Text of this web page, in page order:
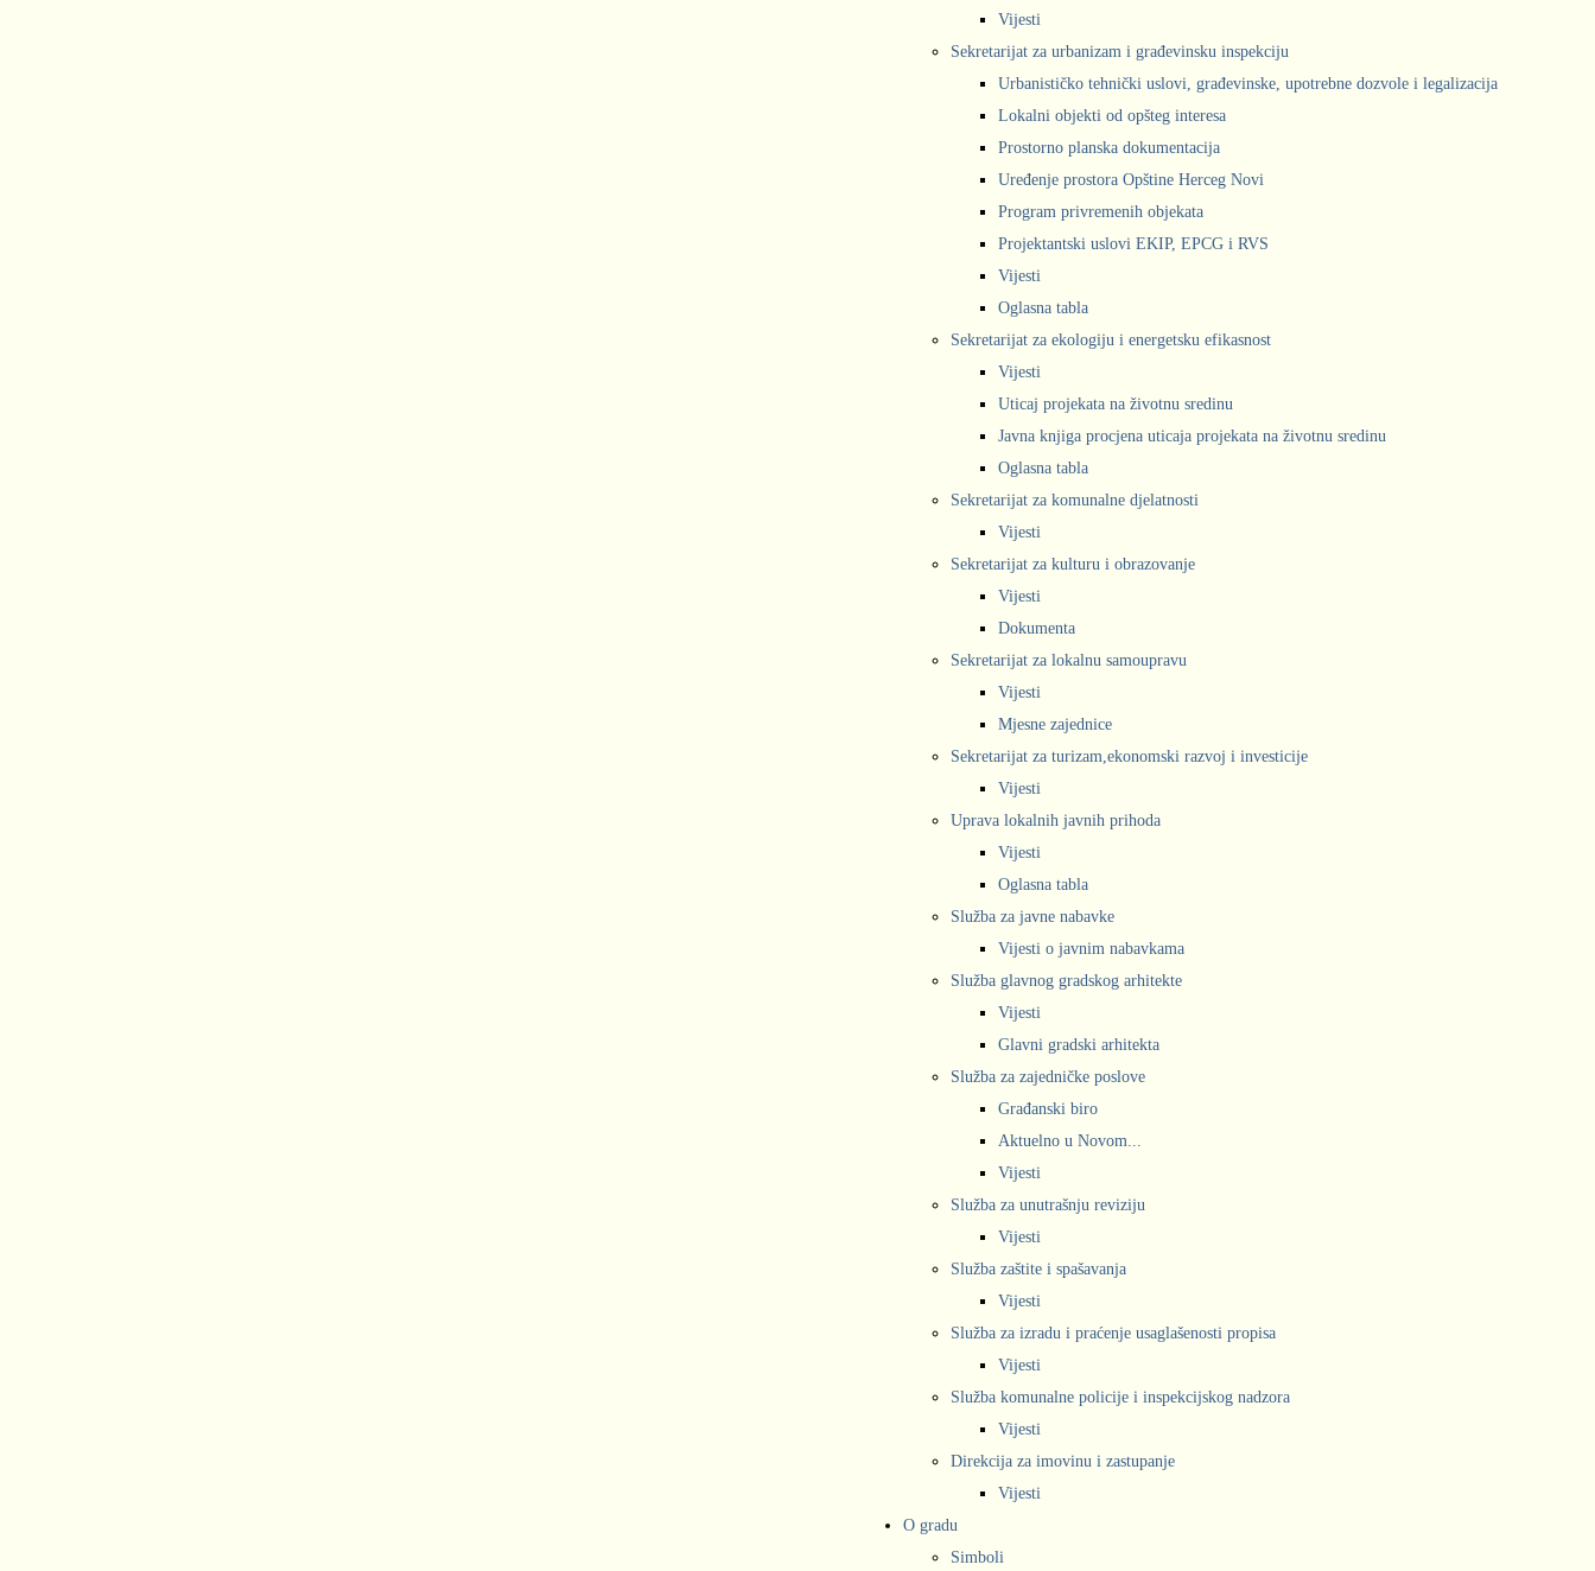
Vijesti
Sekretarijat za urbanizam i građevinsku inspekciju
Urbanističko tehnički uslovi, građevinske, upotrebne dozvole i legalizacija
Lokalni objekti od opšteg interesa
Prostorno planska dokumentacija
Uređenje prostora Opštine Herceg Novi
Program privremenih objekata
Projektantski uslovi EKIP, EPCG i RVS
Vijesti
Oglasna tabla
Sekretarijat za ekologiju i energetsku efikasnost
Vijesti
Uticaj projekata na životnu sredinu
Javna knjiga procjena uticaja projekata na životnu sredinu
Oglasna tabla
Sekretarijat za komunalne djelatnosti
Vijesti
Sekretarijat za kulturu i obrazovanje
Vijesti
Dokumenta
Sekretarijat za lokalnu samoupravu
Vijesti
Mjesne zajednice
Sekretarijat za turizam,ekonomski razvoj i investicije
Vijesti
Uprava lokalnih javnih prihoda
Vijesti
Oglasna tabla
Služba za javne nabavke
Vijesti o javnim nabavkama
Služba glavnog gradskog arhitekte
Vijesti
Glavni gradski arhitekta
Služba za zajedničke poslove
Građanski biro
Aktuelno u Novom...
Vijesti
Služba za unutrašnju reviziju
Vijesti
Služba zaštite i spašavanja
Vijesti
Služba za izradu i praćenje usaglašenosti propisa
Vijesti
Služba komunalne policije i inspekcijskog nadzora
Vijesti
Direkcija za imovinu i zastupanje
Vijesti
O gradu
Simboli